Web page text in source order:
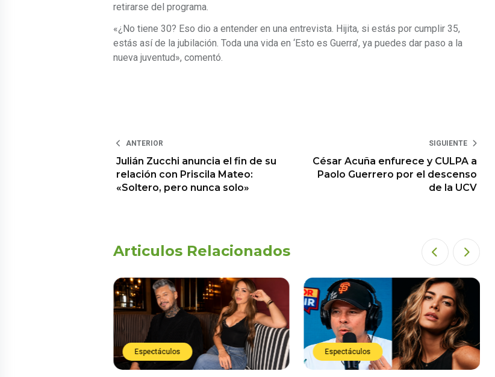
retirarse del programa.
«¿No tiene 30? Eso dio a entender en una entrevista. Hijita, si estás por cumplir 35,
estás así de la jubilación. Toda una vida en ‘Esto es Guerra’, ya puedes dar paso a la
nueva juventud», comentó.
ANTERIOR
Julián Zucchi anuncia el fin de su
relación con Priscila Mateo:
«Soltero, pero nunca solo»
SIGUIENTE
César Acuña enfurece y CULPA a
Paolo Guerrero por el descenso
de la UCV
Articulos Relacionados
Espectáculos Espectáculos